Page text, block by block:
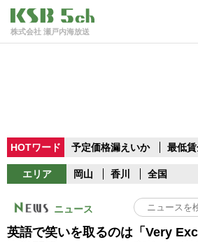
株式会社 瀬戸内海放送
HOTワード 予定価格漏えいか 最低
エリア 岡山 香川 全国
ニュース
英語で笑いを取るのは「Very